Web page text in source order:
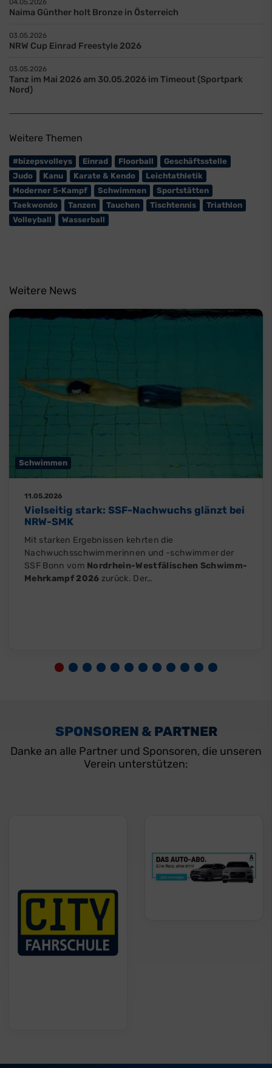
04.05.2026
Naima Günther holt Bronze in Österreich
03.05.2026
NRW Cup Einrad Freestyle 2026
03.05.2026
Tanz im Mai 2026 am 30.05.2026 im Timeout (Sportpark
Nord)
Weitere Themen
#bizepsvolleys Einrad Floorball
Geschäftsstelle
Judo
Kanu Karate & Kendo
Leichtathletik
Moderner 5-Kampf
Schwimmen
Sportstätten
Taekwondo
Tanzen Tauchen Tischtennis
Triathlon
Volleyball
Wasserball
Weitere News
Schwimmen
11.05.2026
Vielseitig stark: SSF-Nachwuchs glänzt bei
NRW-SMK
Mit starken Ergebnissen kehrten die
Nachwuchsschwimmerinnen und -schwimmer der
SSF Bonn vom Nordrhein-Westfälischen Schwimm-
Mehrkampf 2026 zurück. Der…
SPONSOREN & PARTNER
Danke an alle Partner und Sponsoren, die unseren
Verein unterstützen: